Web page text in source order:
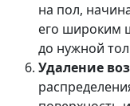
на пол,
его широким
до нужной
Удаление